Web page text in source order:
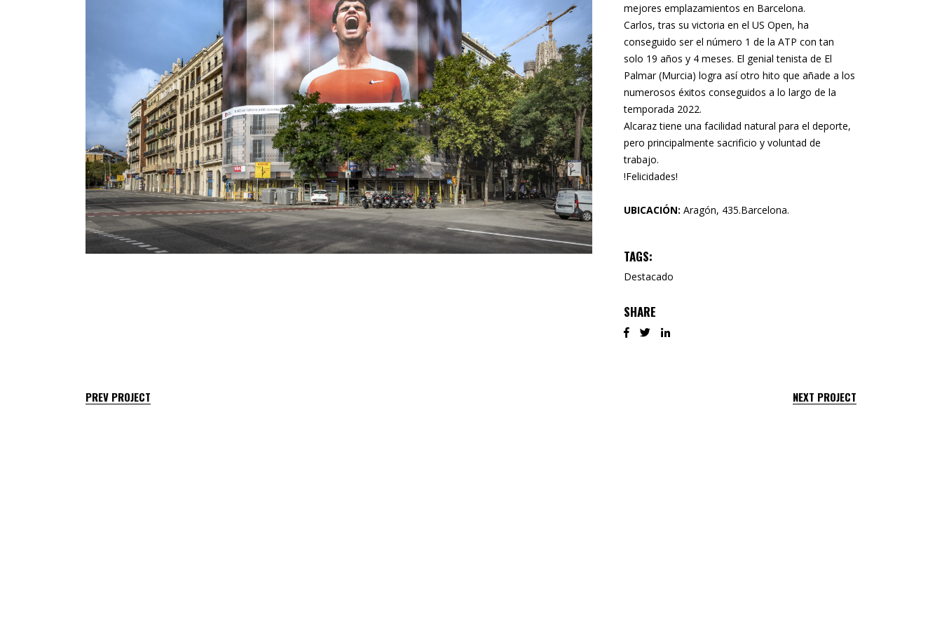
mejores emplazamientos en Barcelona.
Carlos, tras su victoria en el US Open, ha
conseguido ser el número 1 de la ATP con tan
solo 19 años y 4 meses. El genial tenista de El
Palmar (Murcia) logra así otro hito que añade a los
numerosos éxitos conseguidos a lo largo de la
temporada 2022.
Alcaraz tiene una facilidad natural para el deporte,
pero principalmente sacrificio y voluntad de
trabajo.
!Felicidades!
UBICACIÓN:Aragón, 435.Barcelona.
TAGS:
Destacado
SHARE
PREV PROJECT NEXT PROJECT